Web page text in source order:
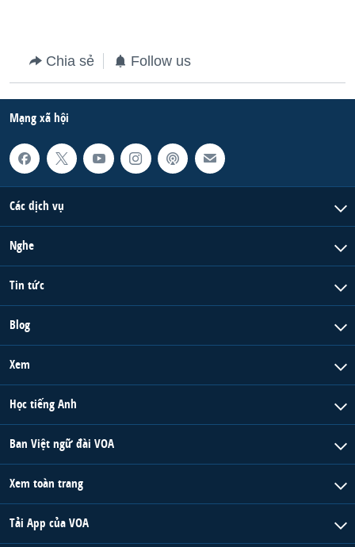
Chia sẻ Follow us
Mạng xã hội
Các dịch vụ
Nghe
Tin tức
Blog
Xem
Học tiếng Anh
Ban Việt ngữ đài VOA
Xem toàn trang
Tải App của VOA